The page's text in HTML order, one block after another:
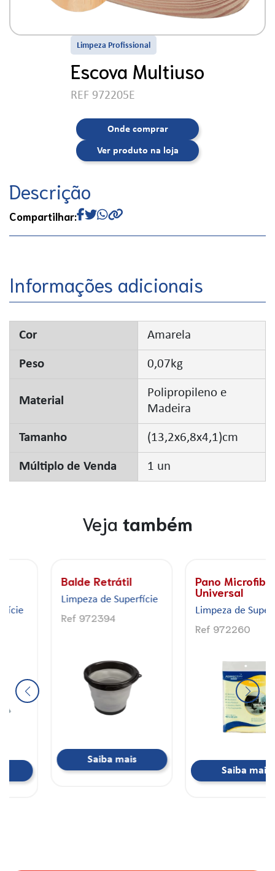
Limpeza Profissional
Escova Multiuso
REF 972205E
Onde comprar
Ver produto na loja
Descrição
Compartilhar:
Informações adicionais
Cor Amarela
Peso 0,07kg
Material
Polipropileno e
Madeira
Tamanho (13,2x6,8x4,1)cm
Múltiplo de Venda 1 un
Veja também
Pano Microfibra
Universal
Limpeza de Superfície
Saiba mais
Esponja Multiuso
Econômica
Limpeza de Superfície
Ref 972656
Saiba mais